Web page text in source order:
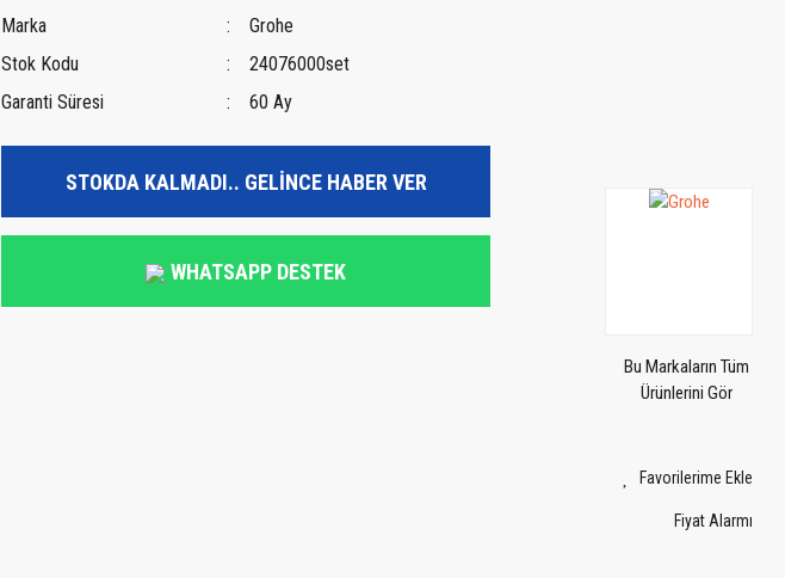
Marka
Grohe
Stok Kodu
24076000set
Garanti Süresi
60 Ay
STOKDA KALMADI.. GELİNCE HABER VER
WHATSAPP DESTEK
Bu Markaların Tüm
Ürünlerini Gör
Fiyat Alarmı